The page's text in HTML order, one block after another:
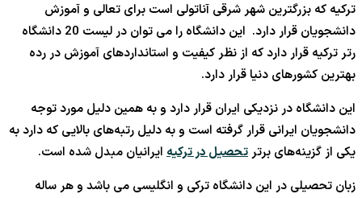
ترکیه که بزرگترین شهر شرقی آناتولی است برای تعالی و آموزش
دانشجویان قرار دارد. این دانشگاه را می توان در لیست 20 دانشگاه
رتر ترکیه قرار دارد که از نظر کیفیت و استانداردهای آموزش در رده
بهترین کشورهای دنیا قرار دارد.
این دانشگاه در نزدیکی ایران قرار دارد و به همین دلیل مورد توجه
دانشجویان ایرانی قرار گرفته است و به دلیل رتبه‌های بالایی که دارد به
یکی از گزینه‌های برترتحصیل در ترکیه ایرانیان مبدل شده است.
زبان تحصیلی در این دانشگاه ترکی و انگلیسی می باشد و هر ساله